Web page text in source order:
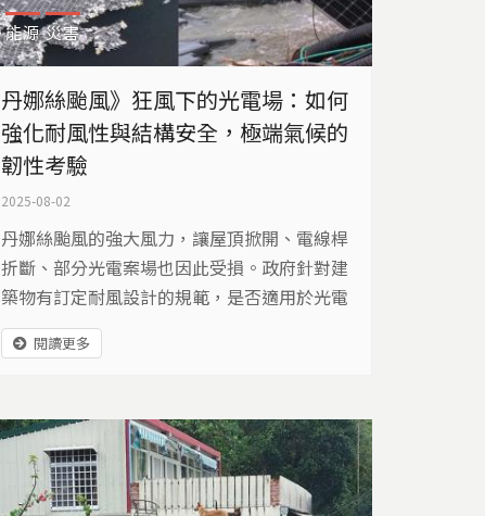
能源 災害
丹娜絲颱風》狂風下的光電場：如何
強化耐風性與結構安全，極端氣候的
韌性考驗
2025-08-02
丹娜絲颱風的強大風力，讓屋頂掀開、電線桿
折斷、部分光電案場也因此受損。政府針對建
築物有訂定耐風設計的規範，是否適用於光電
設施？做為能源的基礎設施，光電場應該如何
強化安全與韌性，以及極端氣候的挑戰？
閱讀更多